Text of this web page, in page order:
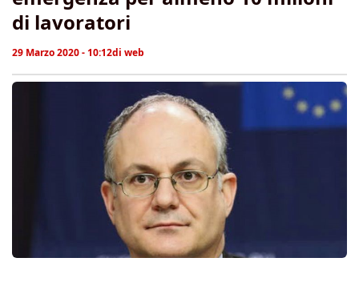
di lavoratori
29 Marzo 2020 - 10:12di web